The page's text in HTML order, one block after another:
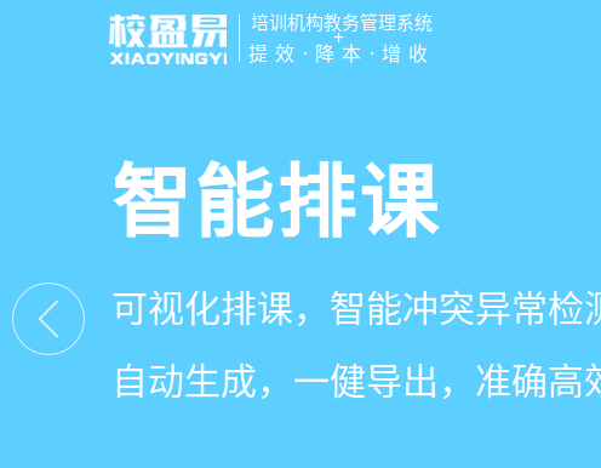
培训机构教务管理系统
+
提效·降本·增收
管学校，用校
培训机构教务管理系
有效提升运营管理效率45%
智能排课
可视化排课，智能冲突异常检
自动生成，一健导出，准确高
课时统计
学员签到同步扣减课时，老师
计、汇总，数据清晰可查免扯
家校互动
一部手机链接教师、学员、家
零距离，服务贴心铸口碑促续